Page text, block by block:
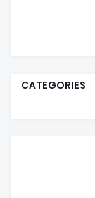
CATEGORIES